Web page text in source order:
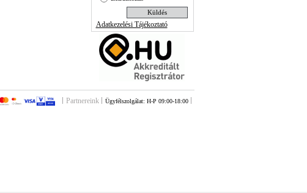
Adatkezelési Tájékoztató
Partnereink Ügyfélszolgálat: H-P 09:00-18:00